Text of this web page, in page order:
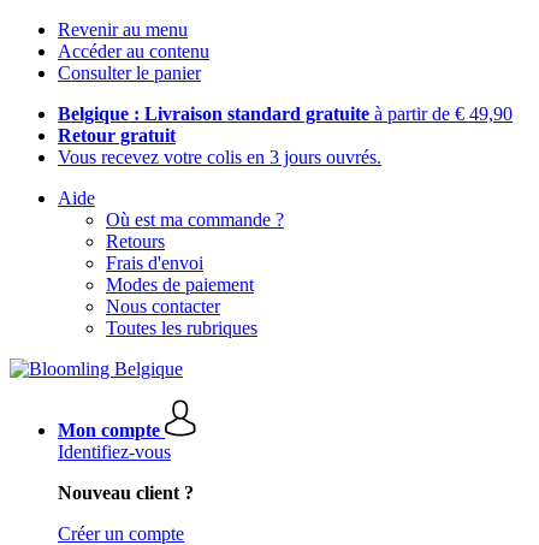
Revenir au menu
Accéder au contenu
Consulter le panier
Belgique : Livraison standard gratuite à partir de € 49,90
Retour gratuit
Vous recevez votre colis en 3 jours ouvrés.
Aide
Où est ma commande ?
Retours
Frais d'envoi
Modes de paiement
Nous contacter
Toutes les rubriques
Mon compte
Identifiez-vous
Nouveau client ?
Créer un compte